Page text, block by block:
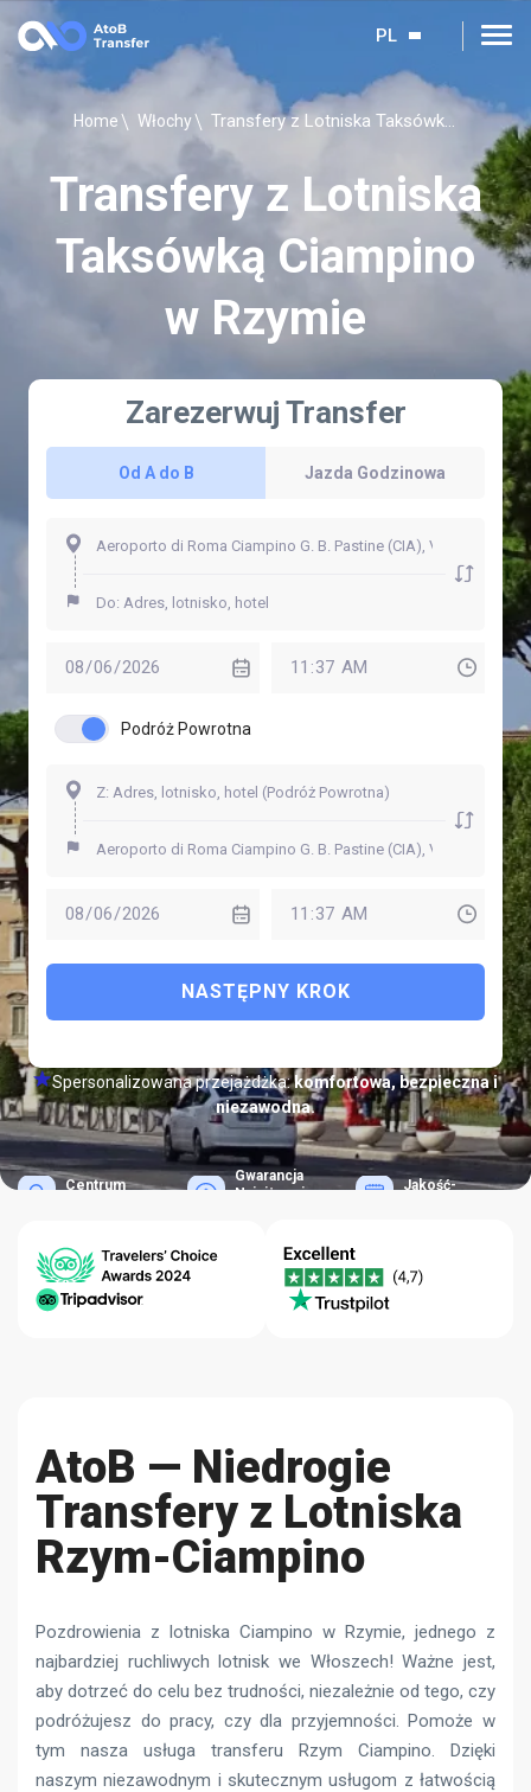
PL
Home Włochy Transfery z Lotniska Taksówką Ciampino w Rzymie
Transfery z Lotniska
Taksówką Ciampino
w Rzymie
Zarezerwuj Transfer
Od A do B Jazda Godzinowa
Podróż Powrotna
NASTĘPNY KROK
Spersonalizowana przejażdżka:komfortowa, bezpieczna i
niezawodna.
Centrum
Gwarancja
Najniższej
Jakość-
AtoB — Niedrogie
Transfery z Lotniska
Rzym-Ciampino
Pozdrowienia z lotniska Ciampino w Rzymie, jednego z
najbardziej ruchliwych lotnisk we Włoszech! Ważne jest,
aby dotrzeć do celu bez trudności, niezależnie od tego, czy
podróżujesz do pracy, czy dla przyjemności. Pomoże w
tym nasza usługa transferu Rzym Ciampino. Dzięki
naszym niezawodnym i skutecznym usługom z łatwością